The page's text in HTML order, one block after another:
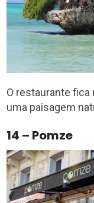
O restaurante fica
uma paisagem
14 – Pomze